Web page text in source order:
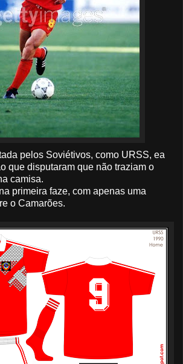
pelos Soviétivos, como URSS, ea
que disputaram que não traziam o
camisa.
primeira faze, com apenas uma
o Camarões.